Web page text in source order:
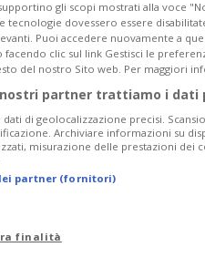
gli scopi mostrati alla voce
tecnologie dovessero essere
Puoi accedere nuovamente a
facendo clic sul link Gestisci le
del nostro Sito web. Per maggiori
partner trattiamo i dati
dati di geolocalizzazione precisi.
Archiviare informazioni su
misurazione delle prestazioni dei
partner (fornitori)
finalità